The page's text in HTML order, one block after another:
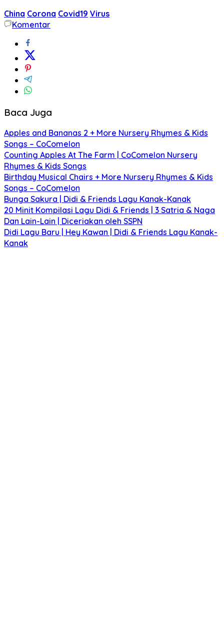
China Corona Covid19 Virus
Komentar
Baca Juga
Apples and Bananas 2 + More Nursery Rhymes & Kids
Songs – CoComelon
Counting Apples At The Farm | CoComelon Nursery
Rhymes & Kids Songs
Birthday Musical Chairs + More Nursery Rhymes & Kids
Songs – CoComelon
Bunga Sakura | Didi & Friends Lagu Kanak-Kanak
20 Minit Kompilasi Lagu Didi & Friends | 3 Satria & Naga
Dan Lain-Lain | Diceriakan oleh SSPN
Didi Lagu Baru | Hey Kawan | Didi & Friends Lagu Kanak-
Kanak